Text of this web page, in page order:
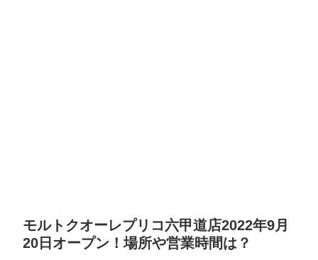
モルトクオーレプリコ六甲道店2022年9月
20日オープン！場所や営業時間は？